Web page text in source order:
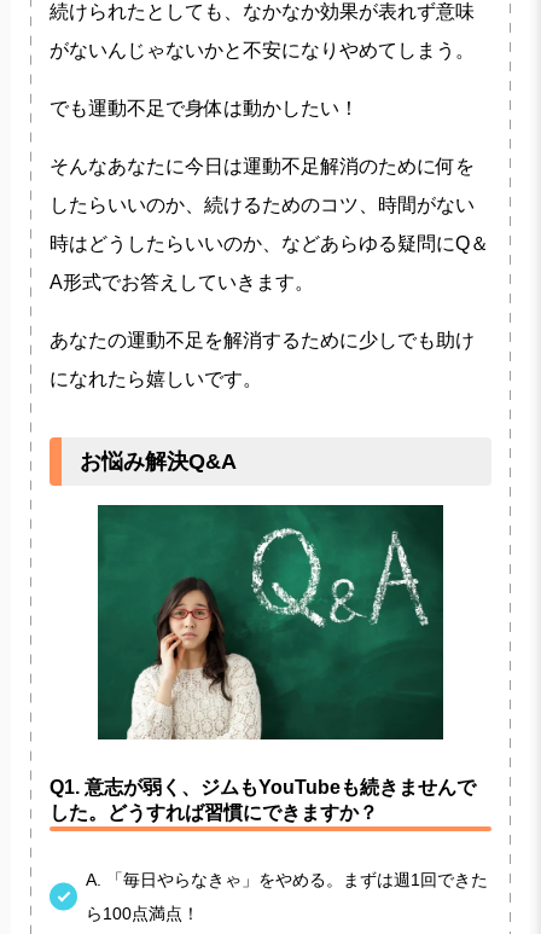
続けられたとしても、なかなか効果が表れず意味
がないんじゃないかと不安になりやめてしまう。
でも運動不足で身体は動かしたい！
そんなあなたに今日は運動不足解消のために何を
したらいいのか、続けるためのコツ、時間がない
時はどうしたらいいのか、などあらゆる疑問にQ＆
A形式でお答えしていきます。
あなたの運動不足を解消するために少しでも助け
になれたら嬉しいです。
お悩み解決Q&A
Q1. 意志が弱く、ジムもYouTubeも続きませんで
した。どうすれば習慣にできますか？
A. 「毎日やらなきゃ」をやめる。まずは週1回できた
ら100点満点！